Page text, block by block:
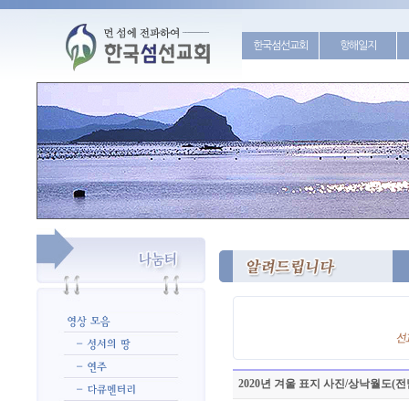
한국섬선교회 항해일지
2020년 겨울 표지 사진/상낙월도(